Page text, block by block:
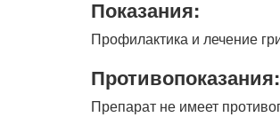
Показания:
Профилактика и лечение
Противопоказания:
Препарат не имеет